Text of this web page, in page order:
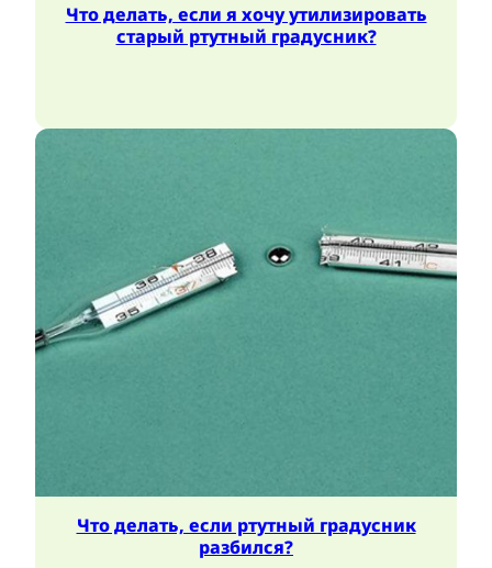
Что делать, если я хочу утилизировать
старый ртутный градусник?
Что делать, если ртутный градусник
разбился?